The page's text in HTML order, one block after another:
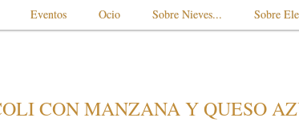
Eventos Ocio Sobre Nieves... Sobre
CON MANZANA Y QUESO